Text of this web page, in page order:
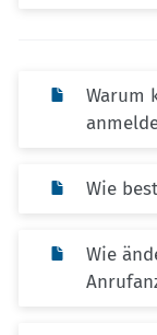
Warum
Wie
Wie